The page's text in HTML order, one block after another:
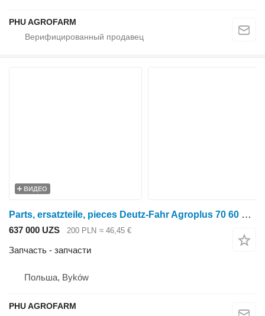
PHU AGROFARM
ВИДЕО
Parts, ersatzteile, pieces Deutz-Fahr Agroplus 70 60 parts, ersatzteile, pieces для трактора колесного Deutz-Fahr Agroplus 70 60
637 000 UZS 200 PLN ≈ 46,45 €
Запчасть - запчасти
Польша, Byków
PHU AGROFARM